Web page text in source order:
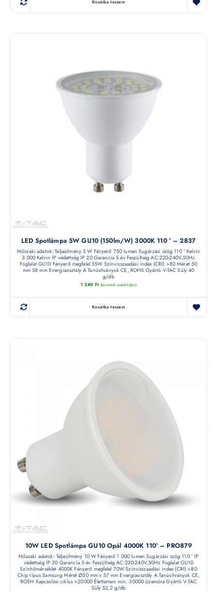
Kosárba teszem
LED Spotlámpa 5W GU10 (150lm/W) 3000K 110 ° – 2837
Műszaki adatok: Teljesítmény 5 W Fényerő 750 lumen Sugárzási szög 110 ° Kelvin
3 000 Kelvin IP védettség IP 20 Garancia 5 év Feszültség AC:220-240V,50Hz
Foglalat GU10 Fényerő megfelel 55W Színvisszaadási index (CRI) >80 Méret 50
mm 58 mm Energiaosztály A Tanúsítványok CE, ROHS Gyártó V-TAC Súly 40
g/db
1 340 Ft (készletről érdeklődjön)
Kosárba teszem
10W LED Spotlámpa GU10 Opál 4000K 110° – PRO879
Műszaki adatok: Teljesítmény 10 W Fényerő 1 000 lumen Sugárzási szög 110 ° IP
védettség IP 20 Garancia 5 év Feszültség AC:220-240V,50Hz Foglalat GU10
Színhőmérséklet 4000K Fényerő megfelel 70W Színvisszaadási index (CRI) >80
Chip típus Samsung Méret Ø50 mm x 57 mm Energiaosztály A Tanúsítványok CE,
ROSH Kapcsolási ciklus >20000 Élettartam min. 30000 üzemóra Gyártó V-TAC
Súly 52,2 g/db